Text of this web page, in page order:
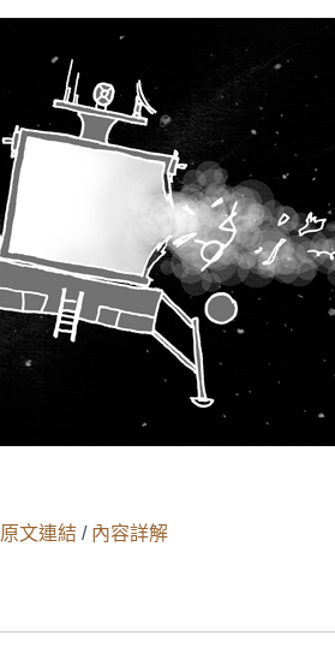
原文連結 / 內容詳解